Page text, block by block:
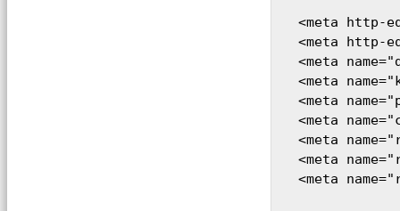
<meta http-
<meta http-
<meta
<meta
<meta
<meta
<meta
<meta
<meta